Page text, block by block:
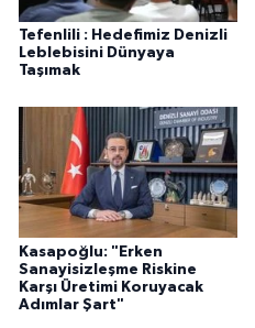
Tefenlili : Hedefimiz Denizli
Leblebisini Dünyaya
Taşımak
Kasapoğlu: "Erken
Sanayisizleşme Riskine
Karşı Üretimi Koruyacak
Adımlar Şart"